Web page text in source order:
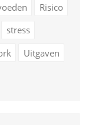
Risico
stress
Uitgaven